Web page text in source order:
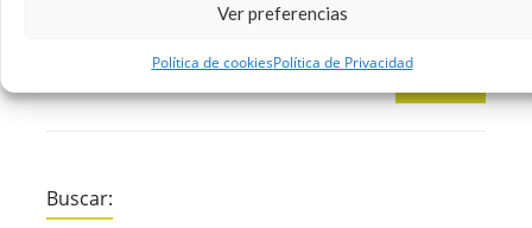
Ver preferencias
Política de cookiesPolítica de Privacidad
Humor
Buscar: